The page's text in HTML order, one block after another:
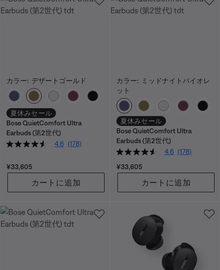
カラー: デザートゴールド
カラーの選択
夏休みセール
Bose QuietComfort Ultra
Earbuds (第2世代)
4.6 (178)
価格:
¥33,605
カートに追加
カラー: ミッドナイトバイオレ
ット
カラーの選択
夏休みセール
Bose QuietComfort Ultra
Earbuds (第2世代)
4.6 (178)
価格:
¥33,605
カートに追加